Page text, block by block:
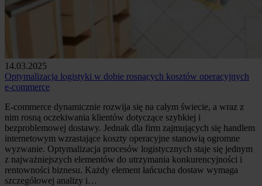
14.03.2025
Optymalizacja logistyki w dobie rosnących kosztów operacyjnych
e-commerce
E-commerce dynamicznie rozwija się na całym świecie, a wraz z
nim rosną oczekiwania klientów dotyczące szybkiej i
bezproblemowej dostawy. Jednak dla firm zajmujących się handlem
internetowym wzrastające koszty operacyjne stanowią ogromne
wyzwanie. Optymalizacja procesów logistycznych staje się jednym
z najważniejszych elementów do utrzymania konkurencyjności i
rentowności biznesu. Każdy element łańcucha dostaw wymaga
szczegółowej analizy i…